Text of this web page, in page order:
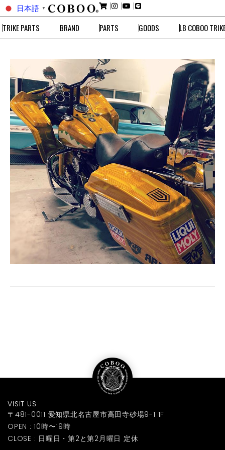
日本語 ▼
TRIKE PARTS BRAND PARTS GOODS LB COBOO
VISIT US
〒481-0011 愛知県北名古屋市高田寺砂場9-1 1F
OPEN : 10時〜19時
CLOSE : 日曜日・第2と第2月曜日 定休